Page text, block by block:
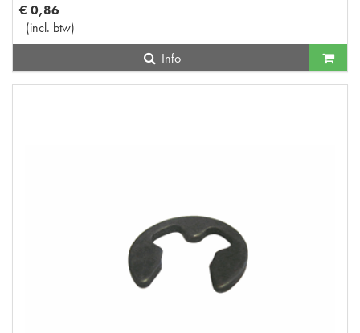
€ 0,86
(incl. btw)
Info